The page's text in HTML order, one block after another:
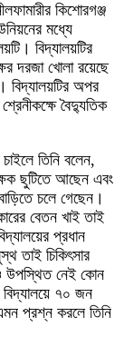
কিশোরগঞ্জ
মধ্যে
বিদ্যালয়টির
দরজা খোলা রয়েছে
বিদ্যালয়টির অপর
বৈদ্যুতিক
তিনি বলেন,
ছুটিতে আছেন এবং
চলে গেছেন।
বেতন খাই তাই
প্রধান
তাই চিকিৎসার
উপস্থিত নেই কোন
৭০ জন
প্রশ্ন করলে তিনি